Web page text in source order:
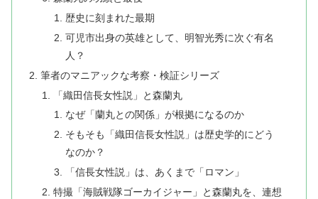
​歴史に刻まれた最期
可児市出身の英雄として、明智光秀に次ぐ有名
人？
筆者のマニアックな考察・検証シリーズ
「織田信長女性説」と森蘭丸
​なぜ「蘭丸との関係」が根拠になるのか
そもそも​「織田信長女性説」は歴史学的にどう
なのか？
「信長女性説」は、あくまで「ロマン」
特撮「海賊戦隊ゴーカイジャー」と森蘭丸を、連想